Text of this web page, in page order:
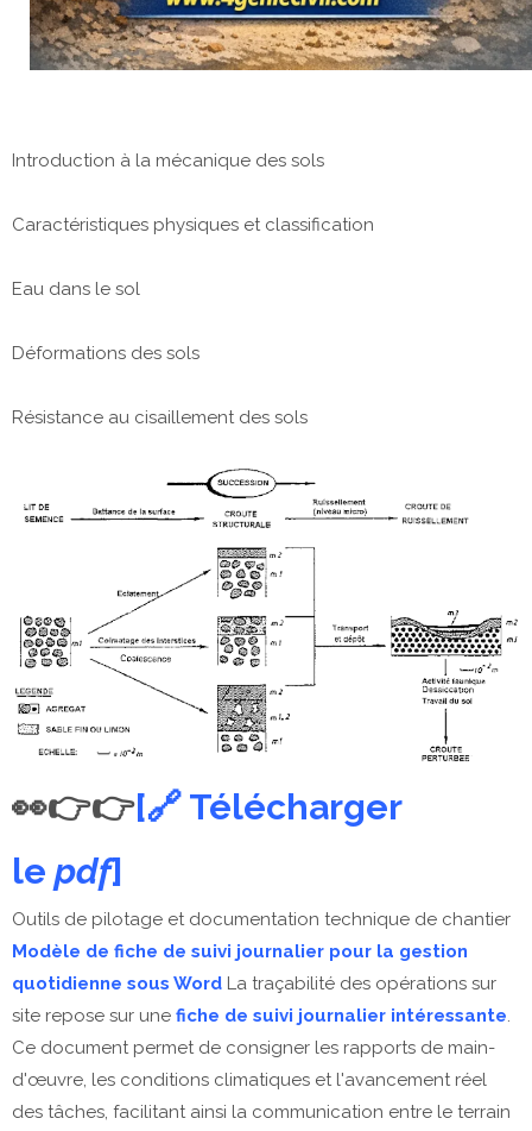
Introduction à la mécanique des sols
Caractéristiques physiques et classification
Eau dans le sol
Déformations des sols
Résistance au cisaillement des sols
👀👉👉[🔗 Télécharger
le pdf]
Outils de pilotage et documentation technique de chantier
Modèle de fiche de suivi journalier pour la gestion
quotidienne sous Word La traçabilité des opérations sur
site repose sur une fiche de suivi journalier intéressante.
Ce document permet de consigner les rapports de main-
d'œuvre, les conditions climatiques et l'avancement réel
des tâches, facilitant ainsi la communication entre le terrain